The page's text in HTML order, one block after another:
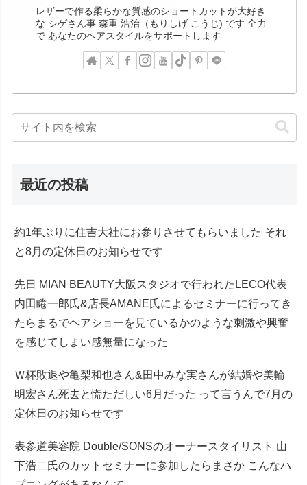
レザーで作る柔らかな質感のショートカットが大好き
な シゲさん事 森重 浩治（もりしげ こうじ) です 全力
で あなたのヘアスタイルをサポートします
最近の投稿
約1年ぶりに住吉大社にお参りさせてもらいました それ
と8月の定休日のお知らせです
先日 MIAN BEAUTY大阪スタジオで行われたLECO代表
内田睠一郎氏&店長AMANE氏によるセミナーに行ってき
たらまるでヘアショーを見ているかのような刺激や興奮
を感じてしまい感無量になった
Ｗ杯敗退や亀梨和也さん&田中みな実さんが結婚や美輪
明宏さん死去と慌ただしい6月だった って言うんで7月の
定休日のお知らせです
表参道美容院 Double/SONSのオーナースタイリスト 山
下浩二氏のカットセミナーに参加したらまさか こんなハ